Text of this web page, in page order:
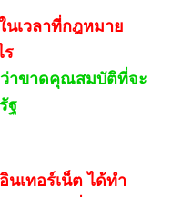
นเวลาที่กฎหมาย
ร
ว่าขาดคุณสมบัติที่จะ
ฐ
นเทอร์เน็ต ได้ทำ